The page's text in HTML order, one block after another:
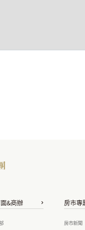
&商辦 房市專
房市新聞